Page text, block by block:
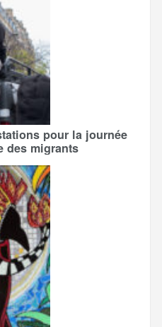
pour la journée
des migrants